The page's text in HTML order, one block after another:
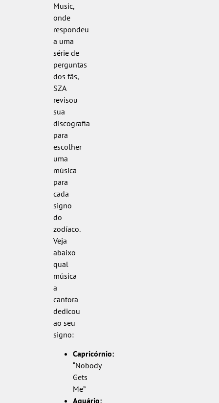
Music,
onde
respondeu
a uma
série de
perguntas
dos fãs,
SZA
revisou
sua
discografia
para
escolher
uma
música
para
cada
signo
do
zodíaco.
Veja
abaixo
qual
música
a
cantora
dedicou
ao seu
signo:
Capricórnio:
“Nobody
Gets
Me”
Aquário: